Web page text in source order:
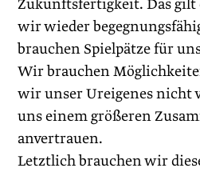
Zukunftsfertigkeit. Das gilt
wir wieder
brauchen Spielpätze für
Wir brauchen
wir unser Ureigenes nicht
uns einem größeren
anvertrauen.
Letztlich brauchen wir